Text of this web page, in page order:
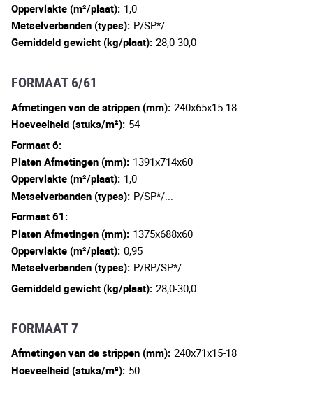
Oppervlakte (m²/plaat): 1,0
Metselverbanden (types): P/SP*/...
Gemiddeld gewicht (kg/plaat): 28,0-30,0
FORMAAT 6/61
Afmetingen van de strippen (mm): 240x65x15-18
Hoeveelheid (stuks/m²): 54
Formaat 6:
Platen Afmetingen (mm): 1391x714x60
Oppervlakte (m²/plaat): 1,0
Metselverbanden (types): P/SP*/...
Formaat 61:
Platen Afmetingen (mm): 1375x688x60
Oppervlakte (m²/plaat): 0,95
Metselverbanden (types): P/RP/SP*/...
Gemiddeld gewicht (kg/plaat): 28,0-30,0
FORMAAT 7
Afmetingen van de strippen (mm): 240x71x15-18
Hoeveelheid (stuks/m²): 50